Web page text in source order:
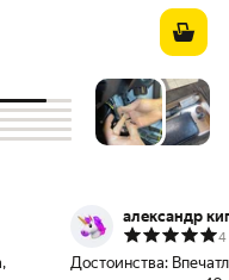
александр
4
Достоинства: